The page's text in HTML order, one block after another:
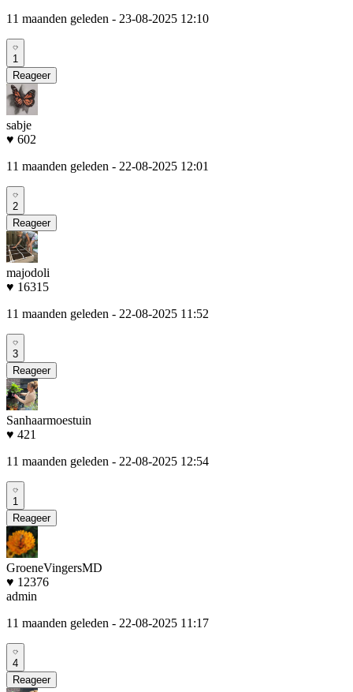
11 maanden geleden - 23-08-2025 12:10
1
Reageer
sabje
♥ 602
11 maanden geleden - 22-08-2025 12:01
2
Reageer
majodoli
♥ 16315
11 maanden geleden - 22-08-2025 11:52
3
Reageer
Sanhaarmoestuin
♥ 421
11 maanden geleden - 22-08-2025 12:54
1
Reageer
GroeneVingersMD
♥ 12376
admin
11 maanden geleden - 22-08-2025 11:17
4
Reageer